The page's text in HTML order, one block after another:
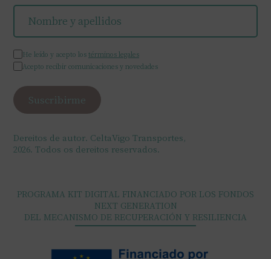
He leído y acepto los términos legales
Acepto recibir comunicaciones y novedades
Dereitos de autor. CeltaVigo Transportes,
2026. Todos os dereitos reservados.
PROGRAMA KIT DIGITAL FINANCIADO POR LOS FONDOS
NEXT GENERATION
DEL MECANISMO DE RECUPERACIÓN Y RESILIENCIA